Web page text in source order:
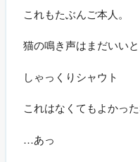
これもたぶんご本人。
猫の鳴き声はまだいい
しゃっくりシャウト
これはなくてもよかった
…あっ